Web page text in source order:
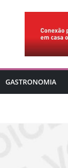
GASTRONOMIA